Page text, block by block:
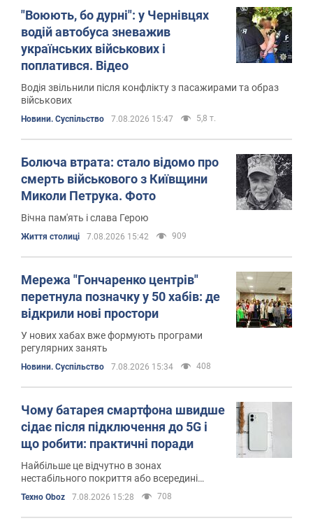
"Воюють, бо дурні": у Чернівцях
водій автобуса зневажив
українських військових і
поплатився. Відео
Водія звільнили після конфлікту з пасажирами та образ
військових
Новини. Суспільство 7.08.2026 15:47 5,8 т.
Болюча втрата: стало відомо про
смерть військового з Київщини
Миколи Петрука. Фото
Вічна пам'ять і слава Герою
Життя столиці 7.08.2026 15:42 909
Мережа "Гончаренко центрів"
перетнула позначку у 50 хабів: де
відкрили нові простори
У нових хабах вже формують програми
регулярних занять
Новини. Суспільство 7.08.2026 15:34 408
Чому батарея смартфона швидше
сідає після підключення до 5G і
що робити: практичні поради
Найбільше це відчутно в зонах
нестабільного покриття або всередині
Техно Oboz 7.08.2026 15:28 708